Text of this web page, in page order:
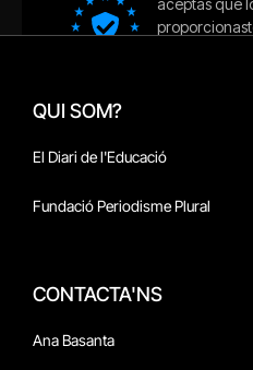
QUI SOM?
El Diari de l'Educació
Fundació Periodisme Plural
CONTACTA'NS
Ana Basanta